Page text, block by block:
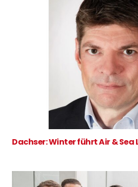
Dachser: Winter führt Air & Sea